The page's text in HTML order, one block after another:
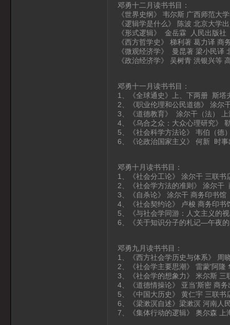
邓勇十二月读书书目：
《世界史纲》 韦尔斯 广西师范大
《逻辑学是什么》 陈波 北京大学
《形式逻辑》 金岳霖 人民出版社
《西方哲学史》 梯利著 葛力译 商
《微观经济学》 曼昆著 梁小民译
《政治经济学》 吴树青 洪银兴等
邓勇十一月读书书目：
1、《全球通史》上、下两册 斯塔
2、《职业伦理和公民道德》 涂尔
3、《道德教育》 涂尔干（法） 上
4、《乌合之众：大众心理研究》
5、《社会科学方法论》 韦伯（德
6、《论政治国家主义》 何新 时事
邓勇十月读书书目：
1、《社会分工论》 涂尔干 三联书
2、《社会学方法的准则》 涂尔干
3、《自杀论》 涂尔干 商务印书馆
4、《社会契约论》 卢梭 商务印书
5、《与社会学同游：人文主义的
6、《关于知识分子的札记—午夜
邓勇九月读书书目：
1、《西方社会学历史与体系》 周
2、《社会学主要思潮》 雷蒙'阿隆
3、《社会学的想象力》 米尔斯 三
4、《道德情操论》 亚当'斯密 商务
5、《中国大历史》 黄仁宇 三联书
6、《梁漱溟自述》梁漱溟 河南人
7、《集体行动的逻辑》 奥尔森 上